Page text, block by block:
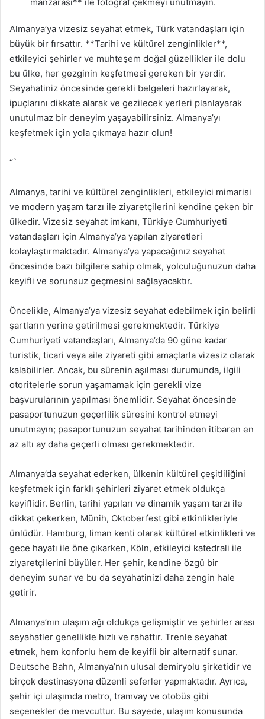
Almanya’ya vizesiz seyahat etmek, Türk vatandaşları için
büyük bir fırsattır. **Tarihi ve kültürel zenginlikler**,
etkileyici şehirler ve muhteşem doğal güzellikler ile dolu
bu ülke, her gezginin keşfetmesi gereken bir yerdir.
Seyahatiniz öncesinde gerekli belgeleri hazırlayarak,
ipuçlarını dikkate alarak ve gezilecek yerleri planlayarak
unutulmaz bir deneyim yaşayabilirsiniz. Almanya’yı
keşfetmek için yola çıkmaya hazır olun!
“`
Almanya, tarihi ve kültürel zenginlikleri, etkileyici mimarisi
ve modern yaşam tarzı ile ziyaretçilerini kendine çeken bir
ülkedir. Vizesiz seyahat imkanı, Türkiye Cumhuriyeti
vatandaşları için Almanya’ya yapılan ziyaretleri
kolaylaştırmaktadır. Almanya’ya yapacağınız seyahat
öncesinde bazı bilgilere sahip olmak, yolculuğunuzun daha
keyifli ve sorunsuz geçmesini sağlayacaktır.
Öncelikle, Almanya’ya vizesiz seyahat edebilmek için belirli
şartların yerine getirilmesi gerekmektedir. Türkiye
Cumhuriyeti vatandaşları, Almanya’da 90 güne kadar
turistik, ticari veya aile ziyareti gibi amaçlarla vizesiz olarak
kalabilirler. Ancak, bu sürenin aşılması durumunda, ilgili
otoritelerle sorun yaşamamak için gerekli vize
başvurularının yapılması önemlidir. Seyahat öncesinde
pasaportunuzun geçerlilik süresini kontrol etmeyi
unutmayın; pasaportunuzun seyahat tarihinden itibaren en
az altı ay daha geçerli olması gerekmektedir.
Almanya’da seyahat ederken, ülkenin kültürel çeşitliliğini
keşfetmek için farklı şehirleri ziyaret etmek oldukça
keyiflidir. Berlin, tarihi yapıları ve dinamik yaşam tarzı ile
dikkat çekerken, Münih, Oktoberfest gibi etkinlikleriyle
ünlüdür. Hamburg, liman kenti olarak kültürel etkinlikleri ve
gece hayatı ile öne çıkarken, Köln, etkileyici katedrali ile
ziyaretçilerini büyüler. Her şehir, kendine özgü bir
deneyim sunar ve bu da seyahatinizi daha zengin hale
getirir.
Almanya’nın ulaşım ağı oldukça gelişmiştir ve şehirler arası
seyahatler genellikle hızlı ve rahattır. Trenle seyahat
etmek, hem konforlu hem de keyifli bir alternatif sunar.
Deutsche Bahn, Almanya’nın ulusal demiryolu şirketidir ve
birçok destinasyona düzenli seferler yapmaktadır. Ayrıca,
şehir içi ulaşımda metro, tramvay ve otobüs gibi
seçenekler de mevcuttur. Bu sayede, ulaşım konusunda